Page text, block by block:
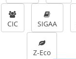
CIC SIGAA
Z-Eco